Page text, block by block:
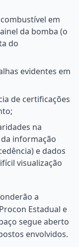
em
da bomba (o
do
evidentes em
de certificações
na
informação
e dados
visualização
a
Estadual e
segue aberto
envolvidos.